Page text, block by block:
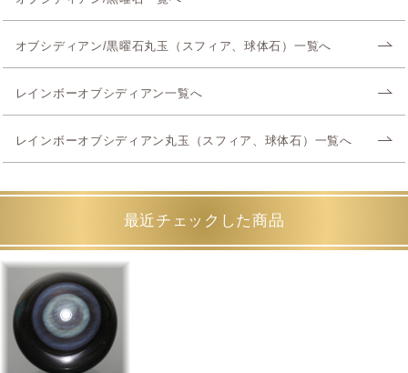
オブシディアン/黒曜石丸玉（スフィア、球体石）一覧へ
レインボーオブシディアン一覧へ
レインボーオブシディアン丸玉（スフィア、球体石）一覧へ
最近チェックした商品